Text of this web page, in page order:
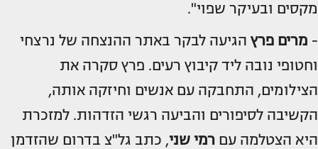
מקסים ובעיקר שפוי".
- מרים פרץ הגיעה לבקר באתר ההנצחה של נרצחי
וחטופי נובה ליד קיבוץ רעים. פרץ סקרה את
הצילומים, התחבקה עם אנשים וחיזקה אותה,
הקשיבה לסיפורים והביעה רגשי הזדהות. למזכרת
היא הצטלמה עם רמי שני, כתב גל"צ בדרום שהזדמן